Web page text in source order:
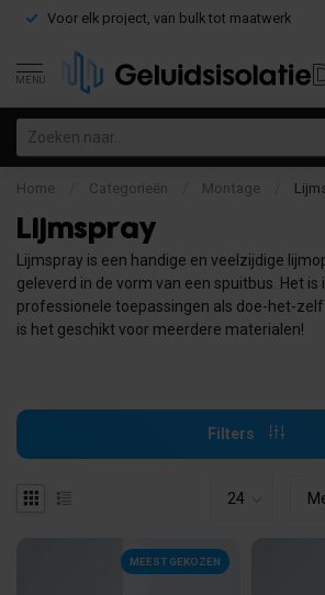
Voor elk project, van bulk tot maatwerk
MENU
Home Categorieën Montage
Lijmspray
Lijmspray is een handige en veelzijdige
geleverd in de vorm van een spuitbus. Het is
professionele toepassingen als doe-het-
is het geschikt voor meerdere materialen!
Filters
MEEST GEKOZEN